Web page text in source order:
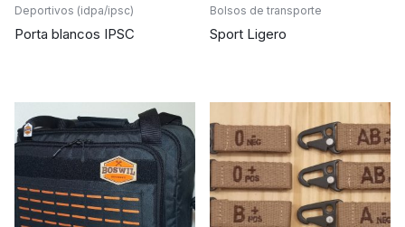
Deportivos (idpa/ipsc)
Porta blancos IPSC
Bolsos de transporte
Sport Ligero